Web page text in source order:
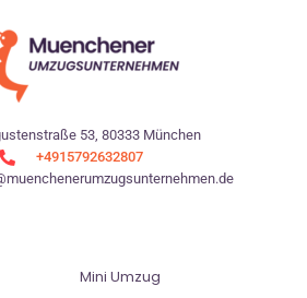
53, 80333 München
+4915792632807
Mini Umzug